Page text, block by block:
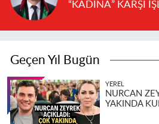
“KADINA” KARŞI
Geçen Yıl Bugün
YEREL
NURCAN
YAKINDA